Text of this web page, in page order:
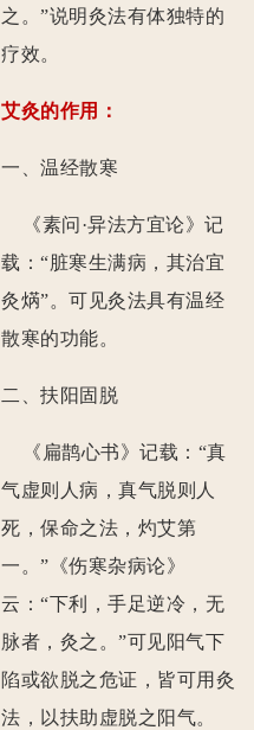
之。”说明灸法有体独特的
疗效。
艾灸的作用：
一、温经散寒
《素问·异法方宜论》记
载：“脏寒生满病，其治宜
灸焫”。可见灸法具有温经
散寒的功能。
二、扶阳固脱
《扁鹊心书》记载：“真
气虚则人病，真气脱则人
死，保命之法，灼艾第
一。”《伤寒杂病论》
云：“下利，手足逆冷，无
脉者，灸之。”可见阳气下
陷或欲脱之危证，皆可用灸
法，以扶助虚脱之阳气。